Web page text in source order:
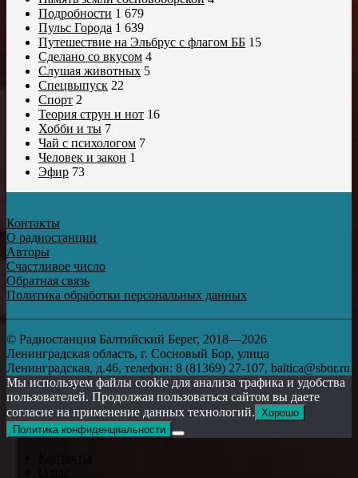
Подробности 1 679
Пульс Города 1 639
Путешествие на Эльбрус с флагом ББ 15
Сделано со вкусом 4
Слушая животных 5
Спецвыпуск 22
Спорт 2
Теория струн и нот 16
Хобби и ты 7
Чай с психологом 7
Человек и закон 1
Эфир 73
Контакты
О радиостанции
Авторы
Счастливое число
Обратная связь
Политика обработки персональных данных
© Радиостанция Балтийский Берег, 2018—2026
Ленинградская область, г. Сосновый Бор, улица
Ленинградская, д.46, телефон: 8 (81369) 27-107, baltica@sbor.ru
Мы используем файлы cookie для анализа трафика и удобства
пользователей. Продолжая пользоваться сайтом вы даете
согласие на применение данных технологий. Хорошо
Политика конфиденциальности